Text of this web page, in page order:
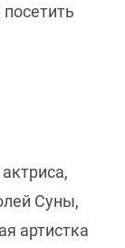
Суны,
артистка